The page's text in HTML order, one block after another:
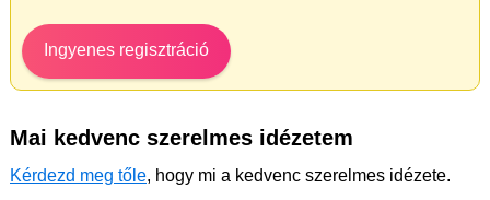
Ingyenes regisztráció
Mai kedvenc szerelmes idézetem
Kérdezd meg tőle, hogy mi a kedvenc szerelmes idézete.